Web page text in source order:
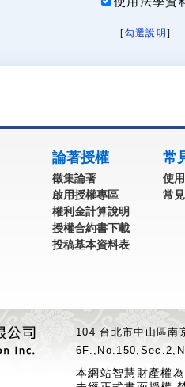
[勾選說明 ]
論著授權
徵集論著
啟用授權專區
權利金計算說明
授權合約書下載
投稿基本資料表
常
使
常
104 台北市中山區
本網站智慧財產權